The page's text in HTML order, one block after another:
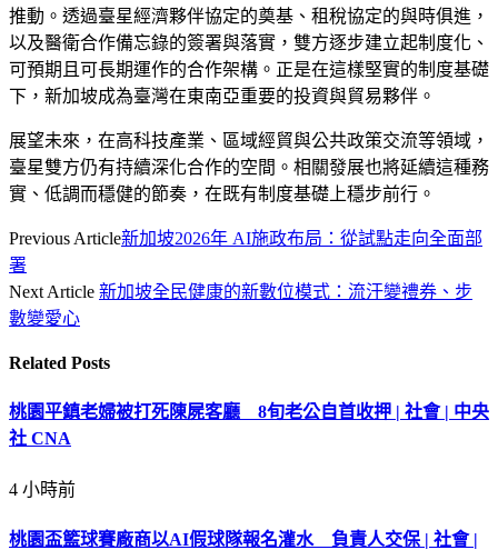
推動。透過臺星經濟夥伴協定的奠基、租稅協定的與時俱進，
以及醫衛合作備忘錄的簽署與落實，雙方逐步建立起制度化、
可預期且可長期運作的合作架構。正是在這樣堅實的制度基礎
下，新加坡成為臺灣在東南亞重要的投資與貿易夥伴。
展望未來，在高科技產業、區域經貿與公共政策交流等領域，
臺星雙方仍有持續深化合作的空間。相關發展也將延續這種務
實、低調而穩健的節奏，在既有制度基礎上穩步前行。
Previous Article新加坡2026年 AI施政布局：從試點走向全面部
署
Next Article 新加坡全民健康的新數位模式：流汗變禮券、步
數變愛心
Related Posts
桃園平鎮老婦被打死陳屍客廳 8旬老公自首收押 | 社會 | 中央
社 CNA
4 小時前
桃園盃籃球賽廠商以AI假球隊報名灌水 負責人交保 | 社會 |